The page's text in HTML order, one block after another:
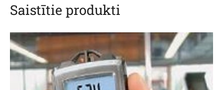
Saistītie produkti